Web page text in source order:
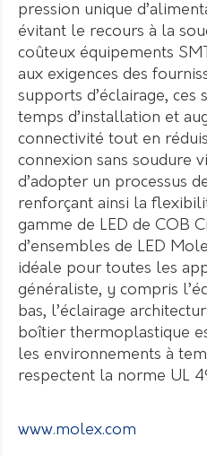
pression unique
évitant le recours à la
coûteux équipements
aux exigences des
supports d’éclairage,
temps d’installation et
connectivité tout en
connexion sans soudure
d’adopter un processus
renforçant ainsi la
gamme de LED de COB
d’ensembles de LED
idéale pour toutes les
généraliste, y compris
bas, l’éclairage
boîtier thermoplastique
les environnements à
respectent la norme UL
www.molex.com